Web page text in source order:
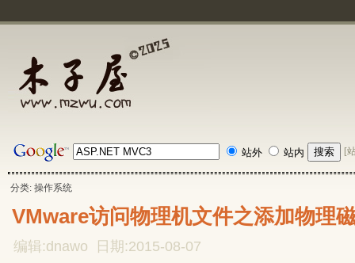
站外 站内 [
分类: 操作系统
VMware访问物理机文件之添加物理
编辑:dnawo 日期:2015-08-07